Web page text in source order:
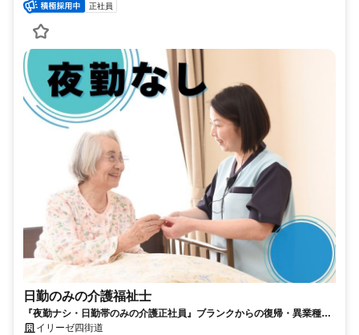
正社員
日勤のみの介護福祉士
『夜勤ナシ・日勤帯のみの介護正社員』ブランクからの復帰・異業種か
らの転職も大歓迎です！
イリーゼ四街道